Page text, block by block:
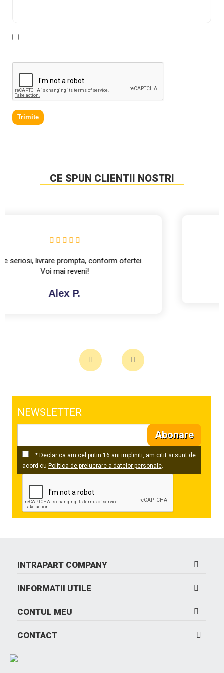
Trimite
CE SPUN CLIENTII NOSTRI
NEWSLETTER
Abonare
* Declar ca am cel putin 16 ani impliniti, am citit si sunt de
acord cu Politica de prelucrare a datelor personale.
INTRAPART COMPANY
INFORMATII UTILE
CONTUL MEU
CONTACT